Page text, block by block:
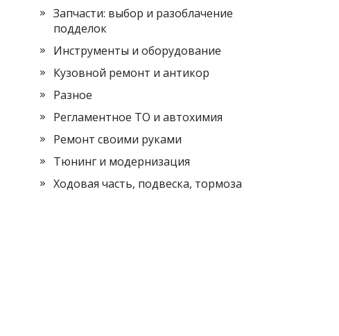
Запчасти: выбор и разоблачение
подделок
Инструменты и оборудование
Кузовной ремонт и антикор
Разное
Регламентное ТО и автохимия
Ремонт своими руками
Тюнинг и модернизация
Ходовая часть, подвеска, тормоза